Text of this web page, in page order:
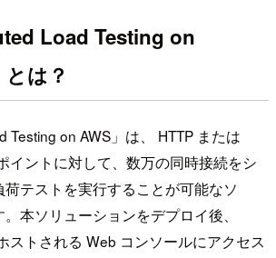
Load Testing on
は？
Testing on AWS」は、 HTTP または
イントに対して、数万の同時接続をシ
荷テストを実行することが可能なソ
本ソリューションをデプロイ後、
ストされる Web コンソールにアクセス